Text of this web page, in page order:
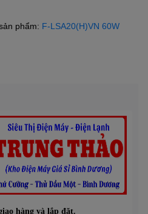
phẩm: F-LSA20(H)VN 60W
hàng và lắp đặt.